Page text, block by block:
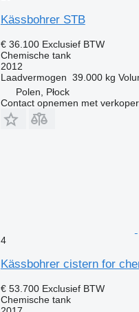
Kässbohrer STB
€ 36.100 Exclusief BTW
Chemische tank
2012
Laadvermogen 39.000 kg
Polen, Płock
Contact opnemen met verkoper
4
Kässbohrer cistern for
€ 53.700 Exclusief BTW
Chemische tank